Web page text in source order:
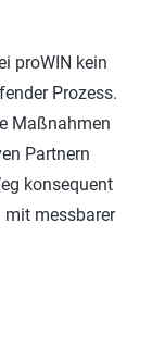
proWIN kein
Prozess.
Maßnahmen
Partnern
konsequent
messbarer